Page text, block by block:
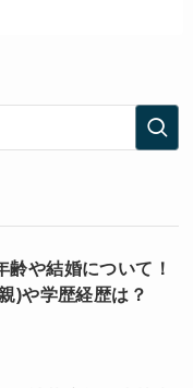
齢や結婚について！
)や学歴経歴は？